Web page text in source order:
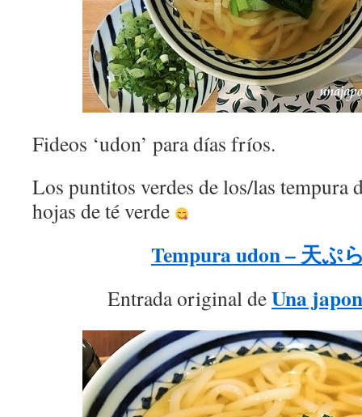
Fideos ‘udon’ para días fríos.
Los puntitos verdes de los/las tempura
hojas de té verde
Tempura udon – 天ぷ
Entrada original deUna